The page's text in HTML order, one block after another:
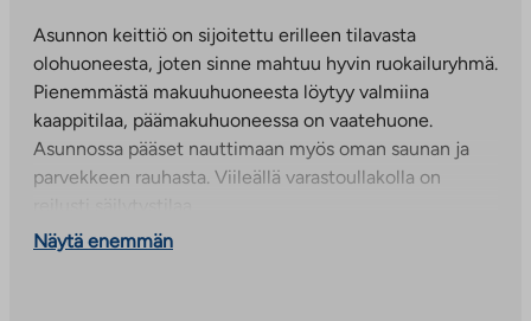
Asunnon keittiö on sijoitettu erilleen tilavasta
olohuoneesta, joten sinne mahtuu hyvin ruokailuryhmä.
Pienemmästä makuuhuoneesta löytyy valmiina
kaappitilaa, päämakuhuoneessa on vaatehuone.
Asunnossa pääset nauttimaan myös oman saunan ja
parvekkeen rauhasta. Viileällä varastoullakolla on
Värikkäässä Alppikylässä Koillis-Helsingissä hyvien
Näytä enemmän